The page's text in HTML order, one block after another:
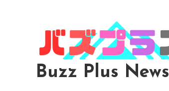
Buzz Plus News